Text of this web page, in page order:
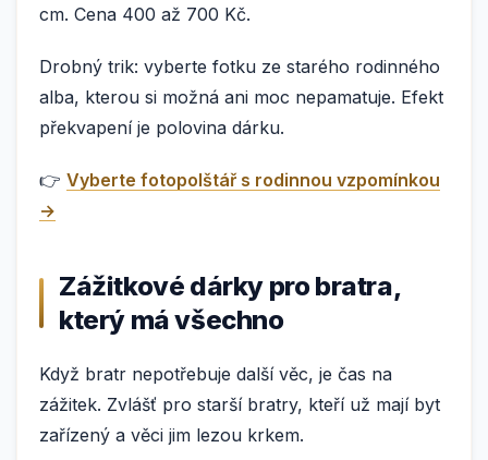
cm. Cena 400 až 700 Kč.
Drobný trik: vyberte fotku ze starého rodinného
alba, kterou si možná ani moc nepamatuje. Efekt
překvapení je polovina dárku.
👉 Vyberte fotopolštář s rodinnou vzpomínkou
→
Zážitkové dárky pro bratra,
který má všechno
Když bratr nepotřebuje další věc, je čas na
zážitek. Zvlášť pro starší bratry, kteří už mají byt
zařízený a věci jim lezou krkem.